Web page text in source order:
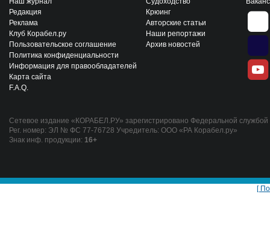
Редакция
Реклама
Клуб Корабел.ру
Пользовательское соглашение
Политика конфиденциальности
Информация для правообладателей
Карта сайта
F.A.Q.
Крюинг
Авторские статьи
Наши репортажи
Архив новостей
Сетевое издание «КОРАБЕЛ.РУ» зарегистрировано Федеральной
Рег. номер: ЭЛ № ФС 77-76728 Учредитель: ООО «РА Корабел.ру»
Знак инф. продукции: 16+
[